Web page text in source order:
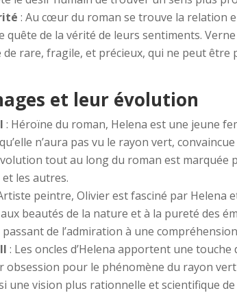
: Au cœur du roman se trouve la relation
quête de la vérité de leurs sentiments.
de rare, fragile, et précieux, qui ne peut être
et leur évolution
: Héroïne du roman, Helena est une jeune
n’aura pas vu le rayon vert,
tout au long du roman est marquée
les autres.
peintre, Olivier est fasciné par Helena
beautés de la nature et à la pureté des
de l’admiration à une
: Les oncles d’Helena apportent une
obsession pour le phénomène du rayon
une vision plus rationnelle et scientifique